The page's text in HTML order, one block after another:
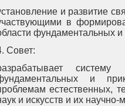
и развитие
в
фундаментальных
Совет:
и
естественных,
и искусств и их